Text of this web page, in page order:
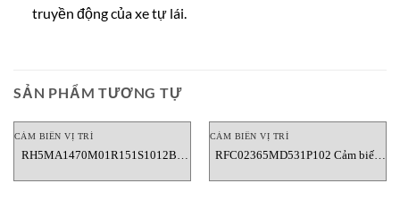
truyền động của xe tự lái.
SẢN PHẨM TƯƠNG TỰ
CẢM BIẾN VỊ TRÍ
RH5MA1470M01R151S1012B6
Vietnam
CẢM BIẾN VỊ TRÍ
RFC02365MD531P102 Cảm biến